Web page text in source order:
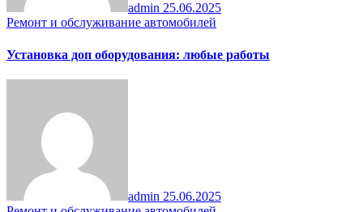
admin 25.06.2025
Ремонт и обслуживание автомобилей
Установка доп оборудования: любые работы
admin 25.06.2025